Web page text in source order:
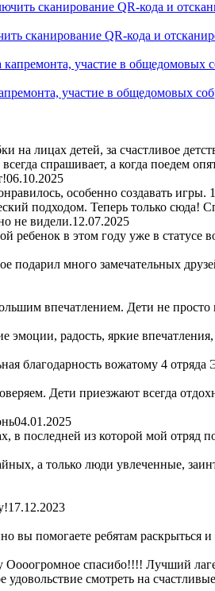
сканирование QR-кода и
участие в общедомовых
лицах детей, за счастливое
спрашивает, а когда поедем
06.10.2025
особенно создавать игры.
подходом. Теперь только сюда!
не видели.12.07.2025
в этом году уже в статусе
подарил много замечательных
впечатлением. Дети не просто
эмоции, радость, яркие
благодарность вожатому 4 отряда
Дети приезжают всегда
04.01.2025
в последней из которой мой
а только люди увлеченные,
17.12.2023
вы помогаете ребятам раскрыться и
Оооогромное спасибо!!!! Лучший
смотреть на